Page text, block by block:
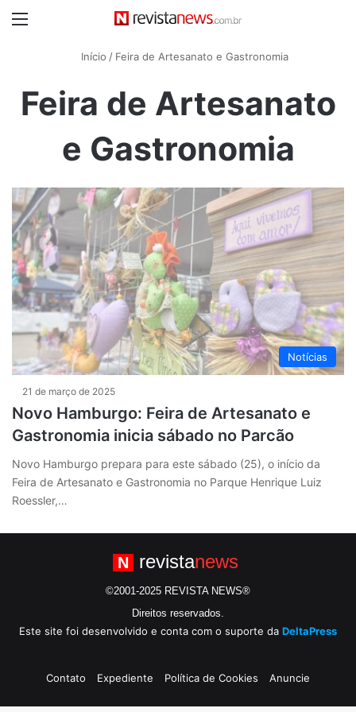
Início / Feira de Artesanato e Gastronomia
Feira de Artesanato
e Gastronomia
Notícias
21 de março de 2025
Novo Hamburgo: Feira de Artesanato e
Gastronomia inicia sábado no Parcão
Novo Hamburgo prepara para este sábado (25), o início da
Feira de Artesanato e Gastronomia no Parque Henrique Luiz
Roessler,…
N revistanews
©2001-2025 REVISTA NEWS®
Direitos reservados.
Este site foi desenvolvido e conta com o suporte da DeltaPress
Contato Expediente Política de Cookies Anuncie